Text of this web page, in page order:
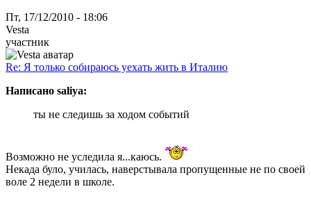
Пт, 17/12/2010 - 18:06
Vesta
участник
Re: Я только собираюсь уехать жить в Италию
Написано saliya:
ты не следишь за ходом событий
Возможно не уследила я...каюсь.
Некада було, училась, наверстывала пропущенные не по своей
воле 2 недели в школе.